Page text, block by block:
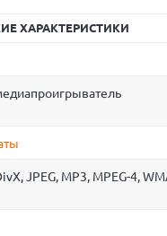
ХАРАКТЕРИСТИКИ
JPEG, MP3, MPEG-4,